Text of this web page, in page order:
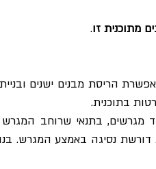
מתוכנית זו.
בתוכנית.